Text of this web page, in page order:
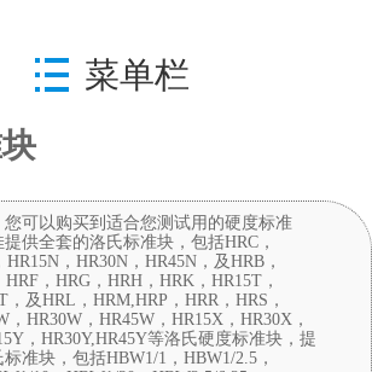
菜单栏
您可以购买到适合您测试用的硬度标准
供全套的洛氏标准块，包括HRC，
，HR30N，HR45N，及HRB，
，HRG，HRH，HRK，HR15T，
，及HRL，HRM,HRP，HRR，HRS，
，HR30W，HR45W，HR15X，HR30X，
，HR30Y,HR45Y等洛氏硬度标准块，提
准块，包括HBW1/1，HBW1/2.5，